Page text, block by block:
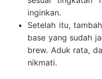
inginkan.
Setelah itu,
base yang sudah
brew. Aduk rata,
nikmati.